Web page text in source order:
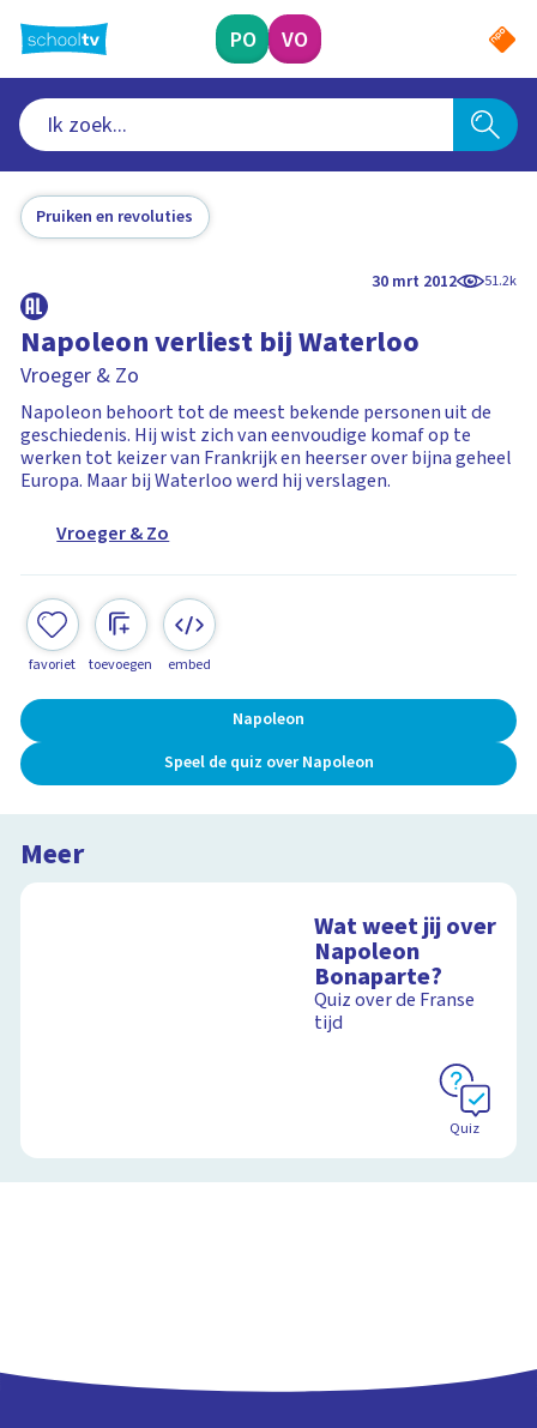
naar
hoofdinhoud
PO VO
Pruiken en revoluties
30 mrt 2012 51.2k
Napoleon verliest bij Waterloo
Vroeger & Zo
Napoleon behoort tot de meest bekende personen uit de
geschiedenis. Hij wist zich van eenvoudige komaf op te
werken tot keizer van Frankrijk en heerser over bijna geheel
Europa. Maar bij Waterloo werd hij verslagen.
Vroeger & Zo
favoriet toevoegen embed
Napoleon
Speel de quiz over Napoleon
Meer
Wat weet jij over
Napoleon
Bonaparte?
Quiz over de Franse
tijd
Quiz